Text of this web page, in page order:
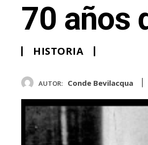
70 años
HISTORIA
AUTOR: Conde Bevilacqua